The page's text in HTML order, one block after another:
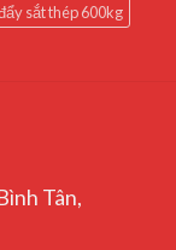
sắt thép 600kg
Tân,